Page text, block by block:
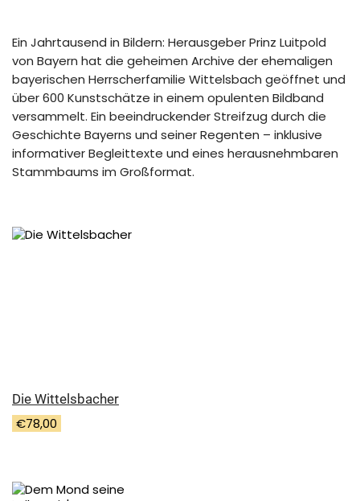
Ein Jahrtausend in Bildern: Herausgeber Prinz Luitpold
von Bayern hat die geheimen Archive der ehemaligen
bayerischen Herrscherfamilie Wittelsbach geöffnet und
über 600 Kunstschätze in einem opulenten Bildband
versammelt. Ein beeindruckender Streifzug durch die
Geschichte Bayerns und seiner Regenten – inklusive
informativer Begleittexte und eines herausnehmbaren
Stammbaums im Großformat.
Die Wittelsbacher
€78,00